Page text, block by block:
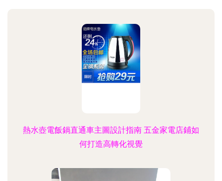
熱水壺電飯鍋直通車主圖設計指南 五金家電店鋪如
何打造高轉化視覺